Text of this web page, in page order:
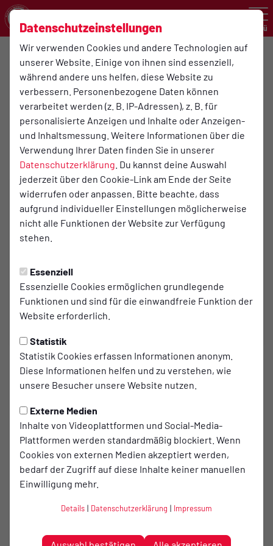
Datenschutzeinstellungen
Wir verwenden Cookies und andere Technologien auf
unserer Website. Einige von ihnen sind essenziell,
während andere uns helfen, diese Website zu
verbessern. Personenbezogene Daten können
verarbeitet werden (z. B. IP-Adressen), z. B. für
personalisierte Anzeigen und Inhalte oder Anzeigen-
und Inhaltsmessung. Weitere Informationen über die
Verwendung Ihrer Daten finden Sie in unserer
Datenschutzerklärung . Du kannst deine Auswahl
jederzeit über den Cookie-Link am Ende der Seite
widerrufen oder anpassen. Bitte beachte, dass
aufgrund individueller Einstellungen möglicherweise
nicht alle Funktionen der Website zur Verfügung
stehen.
Essenziell
Essenzielle Cookies ermöglichen grundlegende
Funktionen und sind für die einwandfreie Funktion der
Website erforderlich.
Statistik
Statistik Cookies erfassen Informationen anonym.
Diese Informationen helfen und zu verstehen, wie
unsere Besucher unsere Website nutzen.
Externe Medien
Inhalte von Videoplattformen und Social-Media-
Plattformen werden standardmäßig blockiert. Wenn
Cookies von externen Medien akzeptiert werden,
bedarf der Zugriff auf diese Inhalte keiner manuellen
Einwilligung mehr.
Details | Datenschutzerklärung | Impressum
Menü
Kreisliga B, Gr. 1
1. Herrenmannschaft
5:0
(1:0)
1. Mannschaft
5:0-Sieg zum Trainer-
Abschied
zum Artikel
Spielort
Sportanlage Alte Büdding